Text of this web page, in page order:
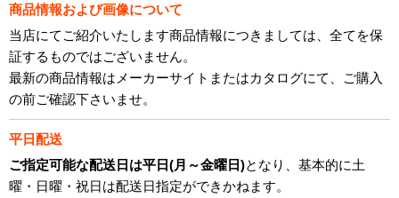
商品情報および画像について
当店にてご紹介いたします商品情報につきましては、全てを保
証するものではございません。
最新の商品情報はメーカーサイトまたはカタログにて、ご購入
の前ご確認下さいませ。
平日配送
ご指定可能な配送日は平日(月～金曜日)となり、基本的に土
曜・日曜・祝日は配送日指定ができかねます。